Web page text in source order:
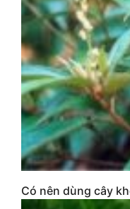
Có nên dùng cây